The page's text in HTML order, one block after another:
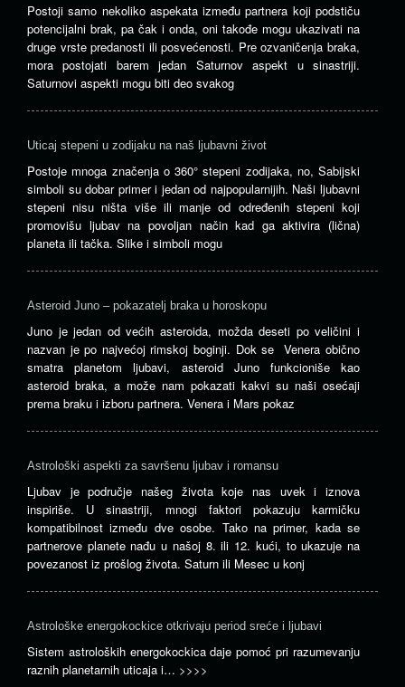
Postoji samo nekoliko aspekata između partnera koji podstiču
potencijalni brak, pa čak i onda, oni takođe mogu ukazivati ​​na
druge vrste predanosti ili posvećenosti. Pre ozvaničenja braka,
mora postojati barem jedan Saturnov aspekt u sinastriji.
Saturnovi aspekti mogu biti deo svakog
Uticaj stepeni u zodijaku na naš ljubavni život
Postoje mnoga značenja o 360° stepeni zodijaka, no, Sabijski
simboli su dobar primer i jedan od najpopularnijih. Naši ljubavni
stepeni nisu ništa više ili manje od određenih stepeni koji
promovišu ljubav na povoljan način kad ga aktivira (lična)
planeta ili tačka. Slike i simboli mogu
Asteroid Juno – pokazatelj braka u horoskopu
Juno je jedan od većih asteroida, možda deseti po veličini i
nazvan je po najvećoj rimskoj boginji. Dok se Venera obično
smatra planetom ljubavi, asteroid Juno funkcioniše kao
asteroid braka, a može nam pokazati kakvi su naši osećaji
prema braku i izboru partnera. Venera i Mars pokaz
Astrološki aspekti za savršenu ljubav i romansu
Ljubav je područje našeg života koje nas uvek i iznova
inspiriše. U sinastriji, mnogi faktori pokazuju karmičku
kompatibilnost između dve osobe. Tako na primer, kada se
partnerove planete nađu u našoj 8. ili 12. kući, to ukazuje na
povezanost iz prošlog života. Saturn ili Mesec u konj
Astrološke energokockice otkrivaju period sreće i ljubavi
Sistem astroloških energokockica daje pomoć pri razumevanju
raznih planetarnih uticaja i… >>>>